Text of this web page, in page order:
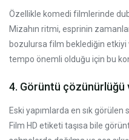
Özellikle komedi filmlerinde
Mizahın ritmi, esprinin
bozulursa film beklediğin
tempo önemli olduğu için bu
4. Görüntü çözünürlüğü
Eski yapımlarda en sık görülen
Film HD etiketi taşısa bile